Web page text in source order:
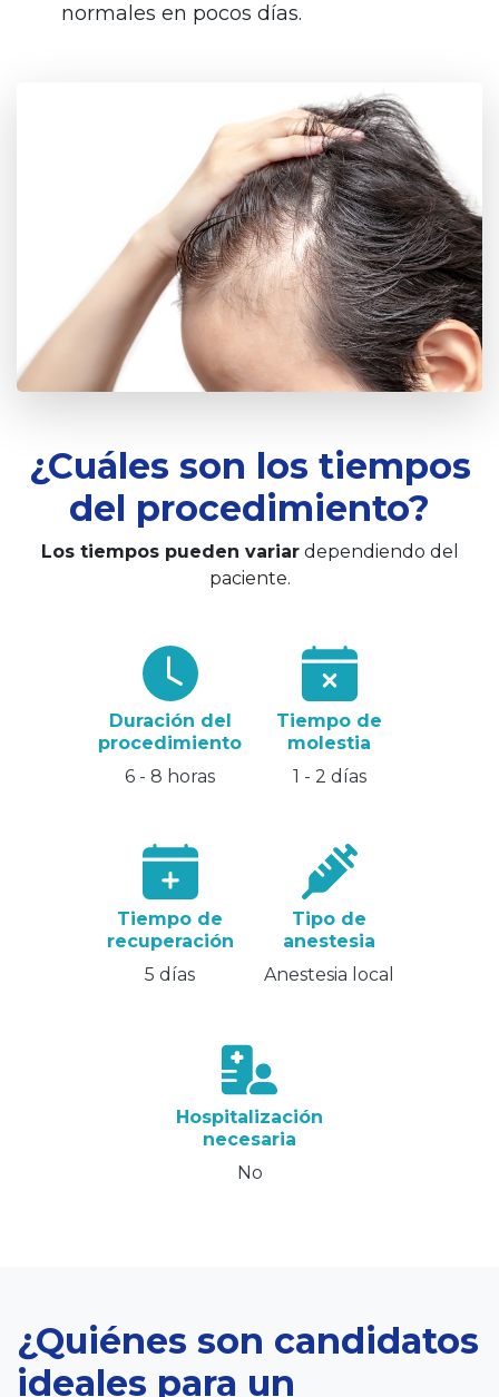
normales en pocos días.
¿Cuáles son los tiempos
del procedimiento?
Los tiempos pueden variardependiendo del
paciente.
Duración del
procedimiento
6 - 8 horas
Tiempo de
molestia
1 - 2 días
Tiempo de
recuperación
5 días
Tipo de
anestesia
Anestesia local
Hospitalización
necesaria
No
¿Quiénes son candidatos
ideales para un